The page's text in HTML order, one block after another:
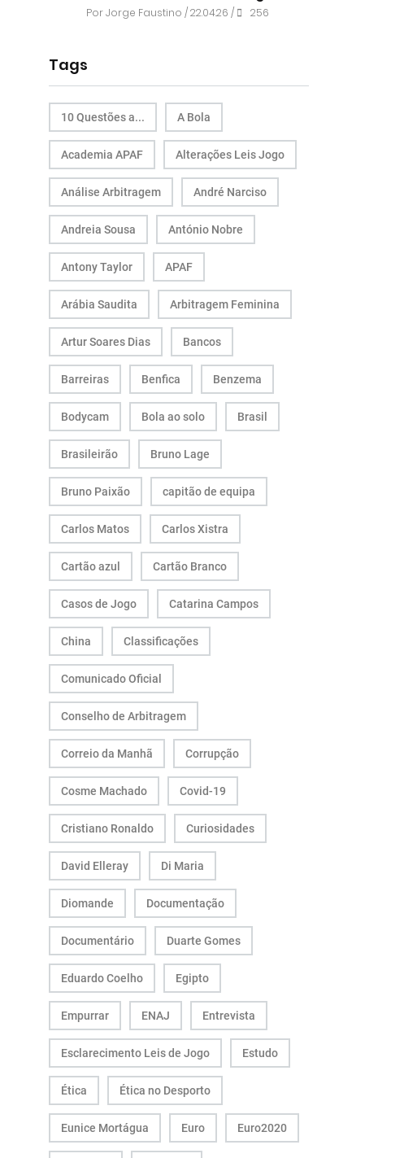
PorJorge Faustino / 22.04.26 / 256
Tags
10 Questões a... A Bola
Academia APAF Alterações Leis Jogo
Análise Arbitragem André Narciso
Andreia Sousa António Nobre
Antony Taylor APAF
Arábia Saudita Arbitragem Feminina
Artur Soares Dias Bancos
Barreiras Benfica Benzema
Bodycam Bola ao solo Brasil
Brasileirão Bruno Lage
Bruno Paixão capitão de equipa
Carlos Matos Carlos Xistra
Cartão azul Cartão Branco
Casos de Jogo Catarina Campos
China Classificações
Comunicado Oficial
Conselho de Arbitragem
Correio da Manhã Corrupção
Cosme Machado Covid-19
Cristiano Ronaldo Curiosidades
David Elleray Di Maria
Diomande Documentação
Documentário Duarte Gomes
Eduardo Coelho Egipto
Empurrar ENAJ Entrevista
Esclarecimento Leis de Jogo Estudo
Ética Ética no Desporto
Eunice Mortágua Euro Euro2020